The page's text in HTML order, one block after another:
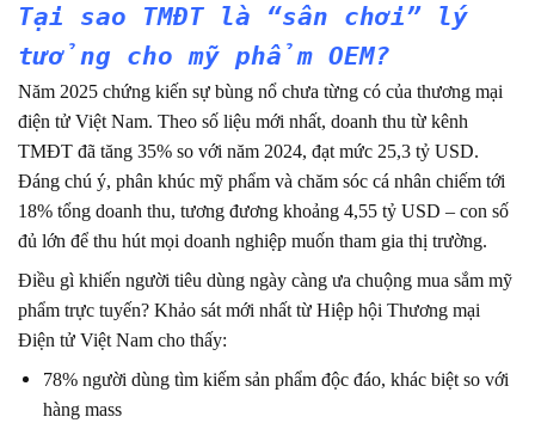
Tại sao TMĐT là “sân chơi” lý
tưởng cho mỹ phẩm OEM?
Năm 2025 chứng kiến sự bùng nổ chưa từng có của thương mại
điện tử Việt Nam. Theo số liệu mới nhất, doanh thu từ kênh
TMĐT đã tăng 35% so với năm 2024, đạt mức 25,3 tỷ USD.
Đáng chú ý, phân khúc mỹ phẩm và chăm sóc cá nhân chiếm tới
18% tổng doanh thu, tương đương khoảng 4,55 tỷ USD – con số
đủ lớn để thu hút mọi doanh nghiệp muốn tham gia thị trường.
Điều gì khiến người tiêu dùng ngày càng ưa chuộng mua sắm mỹ
phẩm trực tuyến? Khảo sát mới nhất từ Hiệp hội Thương mại
Điện tử Việt Nam cho thấy:
78% người dùng tìm kiếm sản phẩm độc đáo, khác biệt so với
hàng mass